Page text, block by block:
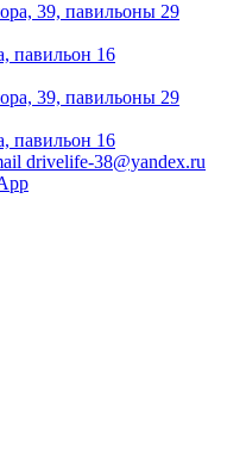
39, павильоны 29
павильон 16
39, павильоны 29
павильон 16
drivelife-38@yandex.ru